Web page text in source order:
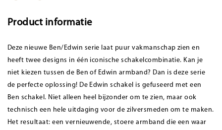
Product informatie
Deze nieuwe Ben/Edwin serie laat puur vakmanschap zien en
heeft twee designs in één iconische schakelcombinatie. Kan je
niet kiezen tussen de Ben of Edwin armband? Dan is deze serie
de perfecte oplossing! De Edwin schakel is gefuseerd met een
Ben schakel. Niet alleen heel bijzonder om te zien, maar ook
technisch een hele uitdaging voor de zilversmeden om te maken.
Het resultaat: een vernieuwende, stoere armband die een waar